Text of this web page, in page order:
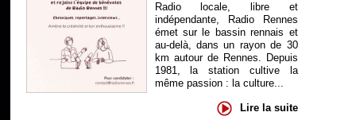
Radio locale, libre et
indépendante, Radio Rennes
émet sur le bassin rennais et
au-delà, dans un rayon de 30
km autour de Rennes. Depuis
1981, la station cultive la
même passion : la culture...
Lire la suite